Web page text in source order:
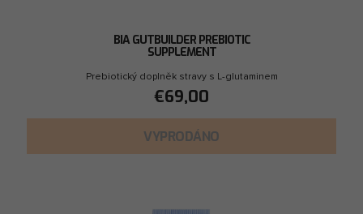
BIA GUTBUILDER PREBIOTIC
SUPPLEMENT
Prebiotický doplněk stravy s L-glutaminem
€69,00
VYPRODÁNO